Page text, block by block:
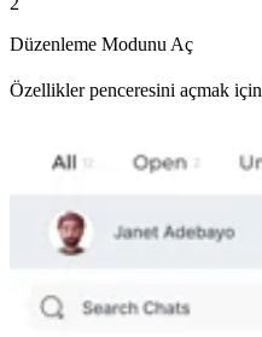
Düzenleme Modunu Aç
Özellikler penceresini açmak için